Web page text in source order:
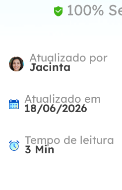
 100%
Atualizado por
Jacinta
Atualizado em
18/06/2026
Tempo de leitura
3 Min